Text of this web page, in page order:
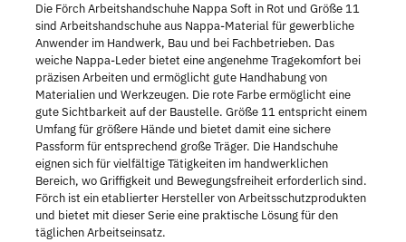
Die Förch Arbeitshandschuhe Nappa Soft in Rot und Größe 11
sind Arbeitshandschuhe aus Nappa-Material für gewerbliche
Anwender im Handwerk, Bau und bei Fachbetrieben. Das
weiche Nappa-Leder bietet eine angenehme Tragekomfort bei
präzisen Arbeiten und ermöglicht gute Handhabung von
Materialien und Werkzeugen. Die rote Farbe ermöglicht eine
gute Sichtbarkeit auf der Baustelle. Größe 11 entspricht einem
Umfang für größere Hände und bietet damit eine sichere
Passform für entsprechend große Träger. Die Handschuhe
eignen sich für vielfältige Tätigkeiten im handwerklichen
Bereich, wo Griffigkeit und Bewegungsfreiheit erforderlich sind.
Förch ist ein etablierter Hersteller von Arbeitsschutzprodukten
und bietet mit dieser Serie eine praktische Lösung für den
täglichen Arbeitseinsatz.